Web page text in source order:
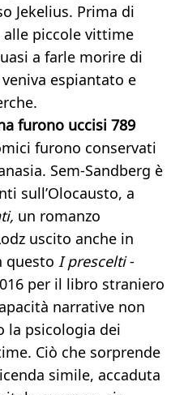
Jekelius. Prima di
alle piccole vittime
a farle morire di
espiantato e
furono uccisi 789
furono conservati
Sem-Sandberg è
sull’Olocausto, a
un romanzo
uscito anche in
questo I prescelti-
per il libro straniero
narrative non
la psicologia dei
Ciò che sorprende
simile, accaduta